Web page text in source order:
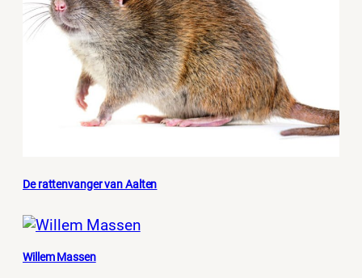
De rattenvanger van Aalten
Willem Massen